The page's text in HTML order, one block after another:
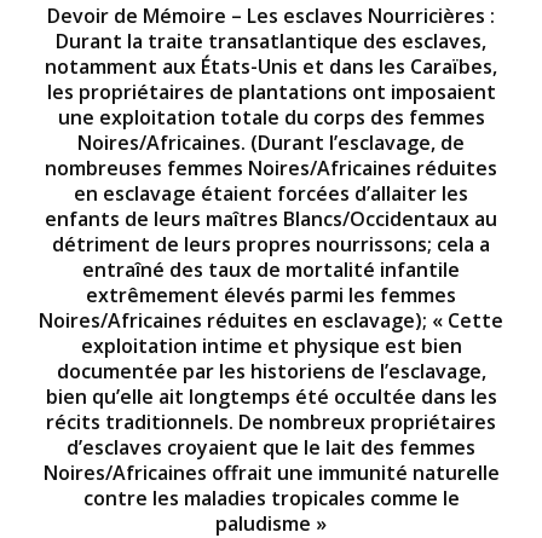
Devoir de Mémoire – Les esclaves Nourricières :
Durant la traite transatlantique des esclaves,
notamment aux États-Unis et dans les Caraïbes,
les propriétaires de plantations ont imposaient
une exploitation totale du corps des femmes
Noires/Africaines. (Durant l’esclavage, de
nombreuses femmes Noires/Africaines réduites
en esclavage étaient forcées d’allaiter les
enfants de leurs maîtres Blancs/Occidentaux au
détriment de leurs propres nourrissons; cela a
entraîné des taux de mortalité infantile
extrêmement élevés parmi les femmes
Noires/Africaines réduites en esclavage); « Cette
exploitation intime et physique est bien
documentée par les historiens de l’esclavage,
bien qu’elle ait longtemps été occultée dans les
récits traditionnels. De nombreux propriétaires
d’esclaves croyaient que le lait des femmes
Noires/Africaines offrait une immunité naturelle
contre les maladies tropicales comme le
paludisme »